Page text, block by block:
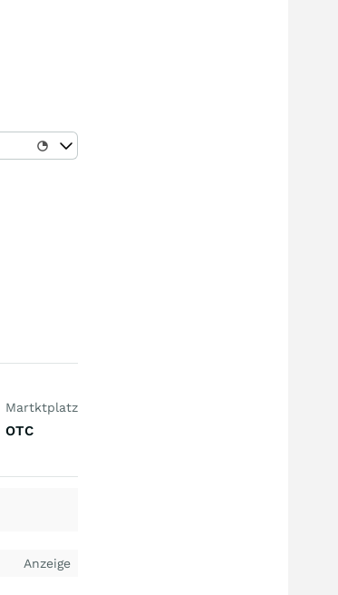
Martktplatz
OTC
Anzeige